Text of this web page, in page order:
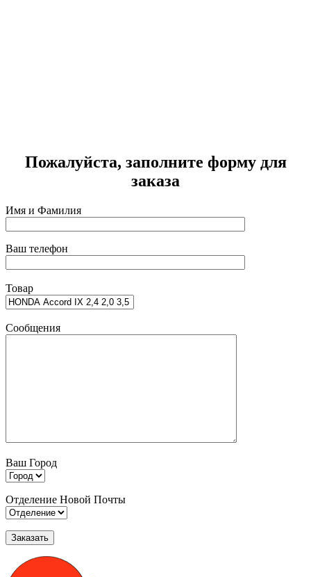
Пожалуйста, заполните форму для
заказа
Имя и Фамилия
Ваш телефон
Товар
Сообщения
Ваш Город
Отделение Новой Почты